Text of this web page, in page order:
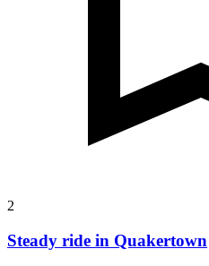
2
Steady ride in Quakertown